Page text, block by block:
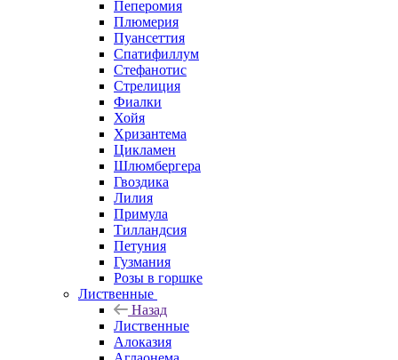
Пеперомия
Плюмерия
Пуансеттия
Спатифиллум
Стефанотис
Стрелиция
Фиалки
Хойя
Хризантема
Цикламен
Шлюмбергера
Гвоздика
Лилия
Примула
Тилландсия
Петуния
Гузмания
Розы в горшке
Лиственные
Назад
Лиственные
Алоказия